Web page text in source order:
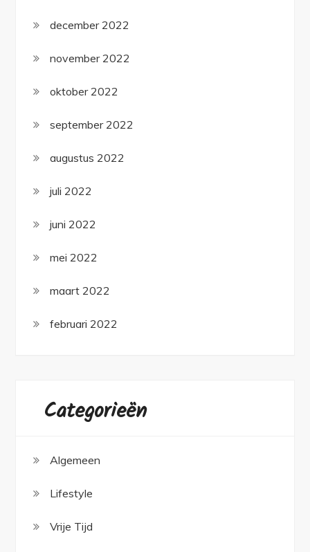
december 2022
november 2022
oktober 2022
september 2022
augustus 2022
juli 2022
juni 2022
mei 2022
maart 2022
februari 2022
Categorieën
Algemeen
Lifestyle
Vrije Tijd